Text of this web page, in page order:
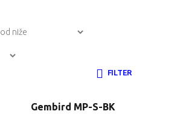
FILTER
Gembird MP-S-BK